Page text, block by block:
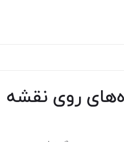
روی نقشه